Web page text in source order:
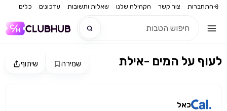
התחברות צור קשר הקהילה שלנו שאלות ותשובות עדכונים כלים
שיתוף שמירה לעוף על המים -אילת
כאל